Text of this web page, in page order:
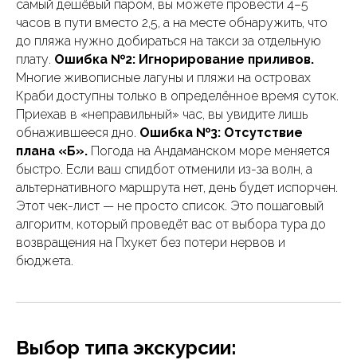
самый дешёвый паром, вы можете провести 4–5
часов в пути вместо 2,5, а на месте обнаружить, что
до пляжа нужно добираться на такси за отдельную
плату. Ошибка №2: Игнорирование приливов.
Многие живописные лагуны и пляжи на островах
Краби доступны только в определённое время суток.
Приехав в «неправильный» час, вы увидите лишь
обнажившееся дно. Ошибка №3: Отсутствие
плана «Б». Погода на Андаманском море меняется
быстро. Если ваш спидбот отменили из-за волн, а
альтернативного маршрута нет, день будет испорчен.
Этот чек-лист — не просто список. Это пошаговый
алгоритм, который проведёт вас от выбора тура до
возвращения на Пхукет без потери нервов и
бюджета.
Выбор типа экскурсии: